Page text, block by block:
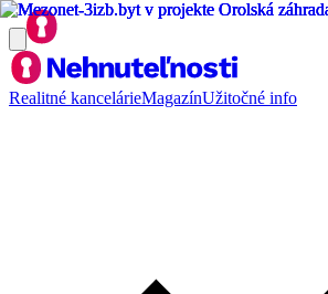
Realitné kancelárieMagazínUžitočné info